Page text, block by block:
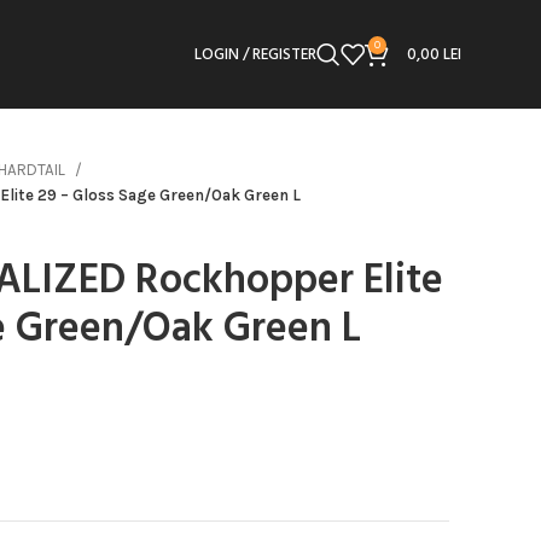
LOGIN / REGISTER 0 0,00LEI
HARDTAIL
29 – Gloss Sage Green/Oak Green L
Rockhopper Elite
Green/Oak Green L